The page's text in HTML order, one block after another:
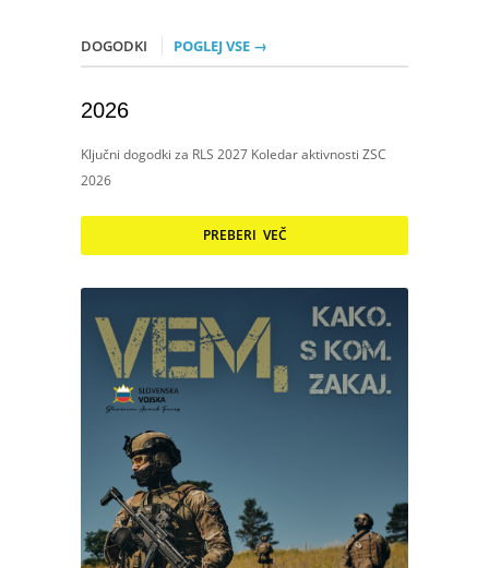
DOGODKI POGLEJ VSE →
2026
Ključni dogodki za RLS 2027 Koledar aktivnosti ZSC
2026
PREBERI VEČ